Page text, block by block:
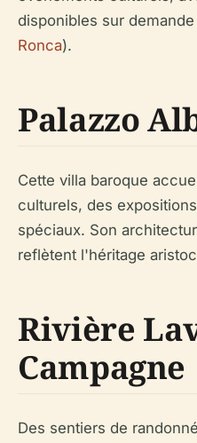
disponibles sur demande
Ronca).
Palazzo
Cette villa baroque
culturels, des
spéciaux. Son
reflètent l'héritage
Rivière
Campagne
Des sentiers de